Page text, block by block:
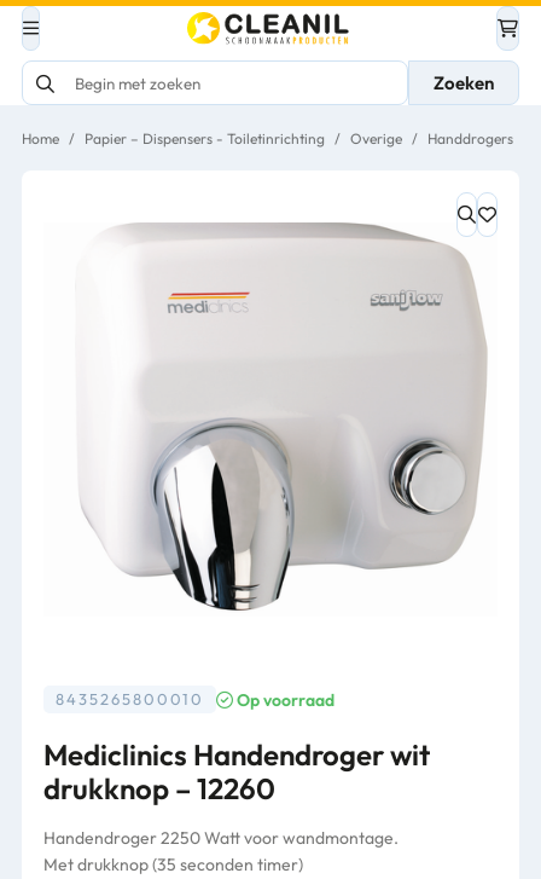
Zoeken
Home / Papier – Dispensers - Toiletinrichting / Overige / Handdrogers
8435265800010 Op voorraad
Mediclinics Handendroger wit
drukknop – 12260
Handendroger 2250 Watt voor wandmontage.
Met drukknop (35 seconden timer)